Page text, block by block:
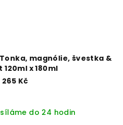
magnólie, švestka &
x 180ml
265 Kč
do 24 hodin